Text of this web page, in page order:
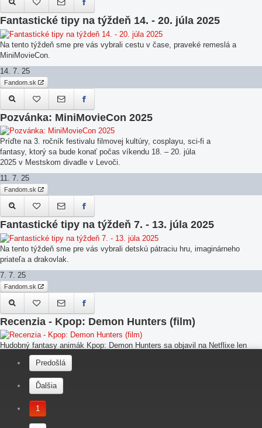
Fantastické tipy na týždeň 14. - 20. júla 2025
Na tento týždeň sme pre vás vybrali cestu v čase, praveké remeslá a
MiniMovieCon.
14. 7. 25
Fandom.sk
Pozvánka: MiniMovieCon 2025
Príďte na 3. ročník festivalu filmovej kultúry, cosplayu, sci-fi a
fantasy, ktorý sa bude konať počas víkendu 18. – 20. júla
2025 v Mestskom divadle v Levoči.
11. 7. 25
Fandom.sk
Fantastické tipy na týždeň 7. - 13. júla 2025
Na tento týždeň sme pre vás vybrali detskú pátraciu hru, imaginárneho
priateľa a drakovlak.
7. 7. 25
Fandom.sk
Recenzia - Kpop: Demon Hunters (film)
Hudobný fantasy animák Kpop: Demon Hunters sa objavil na Netflixe len
pár dňami, ale už si stihol získať pozornosť divákov. Zaslúžene.
Fandom.sk
Predošlá
Ďalšia
1